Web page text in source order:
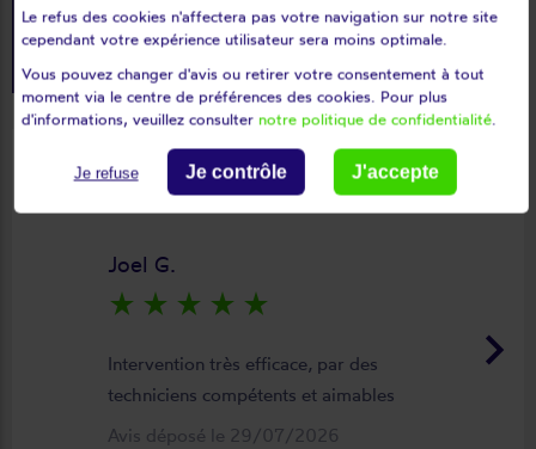
Du plus récent au plus ancien
Voir l'attestation de confiance - Avis soumis à un contrôle
keyboard_arrow_right
Joel G.
star_rate star_rate star_rate star_rate star_rate
Intervention très efficace, par des
techniciens compétents et aimables
Avis déposé le 29/07/2026
Le refus des cookies n'affectera pas votre navigation sur notre site
cependant votre expérience utilisateur sera moins optimale.
Vous pouvez changer d'avis ou retirer votre consentement à tout
moment via le centre de préférences des cookies. Pour plus
d'informations, veuillez consulter notre politique de confidentialité.
Je refuse Je contrôle J'accepte